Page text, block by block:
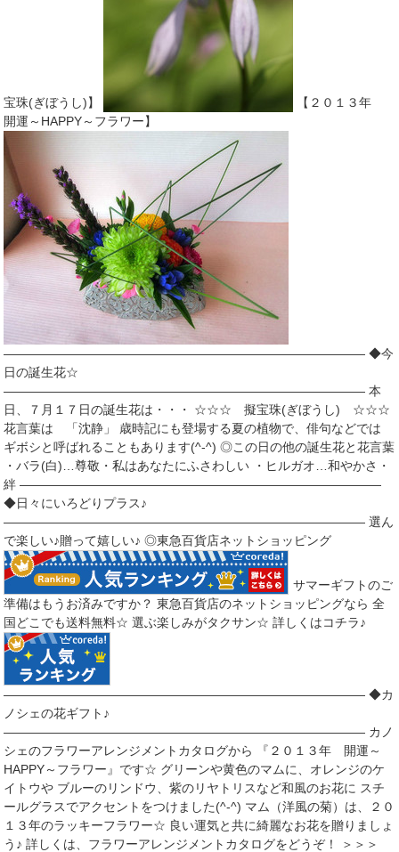
宝珠(ぎぼうし)】
【２０１３年
開運～HAPPY～フラワー】
――――――――――――――――――――――――――――― ◆今
日の誕生花☆
――――――――――――――――――――――――――――― 本
日、７月１７日の誕生花は・・・ ☆☆☆ 擬宝珠(ぎぼうし) ☆☆☆
花言葉は 「沈静」 歳時記にも登場する夏の植物で、俳句などでは
ギボシと呼ばれることもあります(^-^) ◎この日の他の誕生花と花言葉
・バラ(白)…尊敬・私はあなたにふさわしい ・ヒルガオ…和やかさ・
絆 ―――――――――――――――――――――――――――――
◆日々にいろどりプラス♪
――――――――――――――――――――――――――――― 選ん
で楽しい♪贈って嬉しい♪ ◎東急百貨店ネットショッピング
サマーギフトのご
準備はもうお済みですか？ 東急百貨店のネットショッピングなら 全
国どこでも送料無料☆ 選ぶ楽しみがタクサン☆ 詳しくはコチラ♪
――――――――――――――――――――――――――――― ◆カ
ノシェの花ギフト♪
――――――――――――――――――――――――――――― カノ
シェのフラワーアレンジメントカタログから 『２０１３年 開運～
HAPPY～フラワー』です☆ グリーンや黄色のマムに、オレンジのケ
イトウや ブルーのリンドウ、紫のリヤトリスなど和風のお花に スチ
ールグラスでアクセントをつけました(^-^) マム（洋風の菊）は、２０
１３年のラッキーフラワー☆ 良い運気と共に綺麗なお花を贈りましょ
う♪ 詳しくは、フラワーアレンジメントカタログをどうぞ！ ＞＞＞